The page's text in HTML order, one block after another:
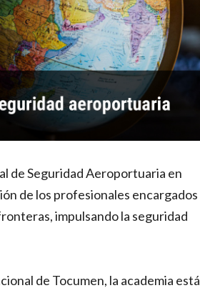
de Seguridad Aeroportuaria en
de los profesionales encargados
impulsando la seguridad
de Tocumen, la academia está